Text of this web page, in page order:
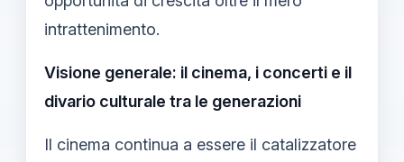
intrattenimento.
Visione generale: il cinema, i concerti e il
divario culturale tra le generazioni
Il cinema continua a essere il catalizzatore